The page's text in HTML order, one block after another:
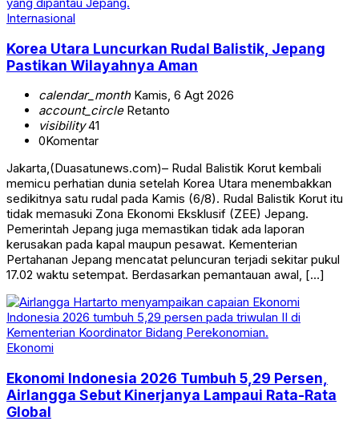
Internasional
Korea Utara Luncurkan Rudal Balistik, Jepang
Pastikan Wilayahnya Aman
calendar_monthKamis, 6 Agt 2026
account_circleRetanto
visibility41
0Komentar
Jakarta,(Duasatunews.com)– Rudal Balistik Korut kembali
memicu perhatian dunia setelah Korea Utara menembakkan
sedikitnya satu rudal pada Kamis (6/8). Rudal Balistik Korut itu
tidak memasuki Zona Ekonomi Eksklusif (ZEE) Jepang.
Pemerintah Jepang juga memastikan tidak ada laporan
kerusakan pada kapal maupun pesawat. Kementerian
Pertahanan Jepang mencatat peluncuran terjadi sekitar pukul
17.02 waktu setempat. Berdasarkan pemantauan awal, […]
Ekonomi
Ekonomi Indonesia 2026 Tumbuh 5,29 Persen,
Airlangga Sebut Kinerjanya Lampaui Rata-Rata
Global